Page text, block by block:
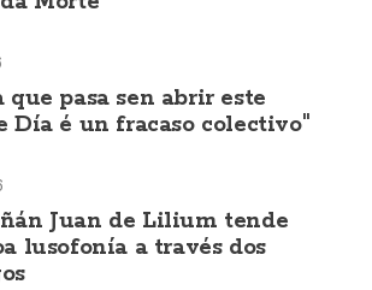
que pasa sen abrir este
Día é un fracaso colectivo"
Juan de Lilium tende
lusofonía a través dos